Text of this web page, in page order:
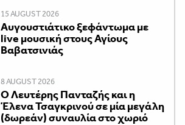
15 AUGUST 2026
Αυγουστιάτικο ξεφάντωμα με
live μουσική στους Αγίους
Βαβατσινιάς
8 AUGUST 2026
Ο Λευτέρης Πανταζής και η
Έλενα Τσαγκρινού σε μία μεγάλη
(δωρεάν) συναυλία στο χωριό